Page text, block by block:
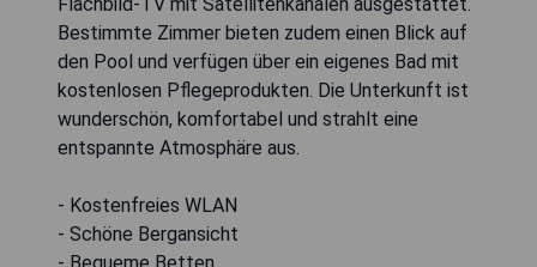
Bestimmte Zimmer bieten zudem einen Blick auf
den Pool und verfügen über ein eigenes Bad mit
kostenlosen Pflegeprodukten. Die Unterkunft ist
wunderschön, komfortabel und strahlt eine
entspannte Atmosphäre aus.
- Kostenfreies WLAN
- Schöne Bergansicht